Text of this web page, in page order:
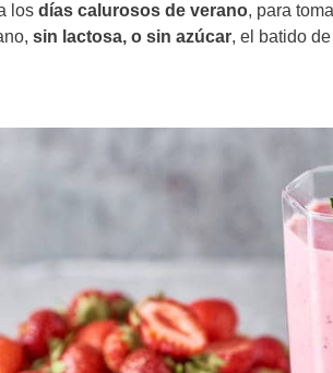
los días calurosos de verano, para
sin lactosa, o sin azúcar, el batido